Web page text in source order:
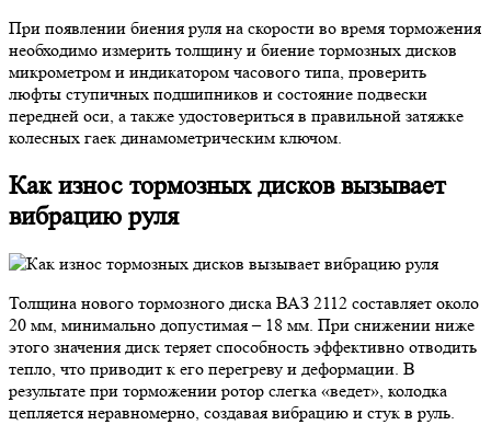
При появлении биения руля на скорости во время торможения
необходимо измерить толщину и биение тормозных дисков
микрометром и индикатором часового типа, проверить
люфты ступичных подшипников и состояние подвески
передней оси, а также удостовериться в правильной затяжке
колесных гаек динамометрическим ключом.
Как износ тормозных дисков вызывает
вибрацию руля
Толщина нового тормозного диска ВАЗ 2112 составляет около
20 мм, минимально допустимая – 18 мм. При снижении ниже
этого значения диск теряет способность эффективно отводить
тепло, что приводит к его перегреву и деформации. В
результате при торможении ротор слегка «ведет», колодка
цепляется неравномерно, создавая вибрацию и стук в руль.